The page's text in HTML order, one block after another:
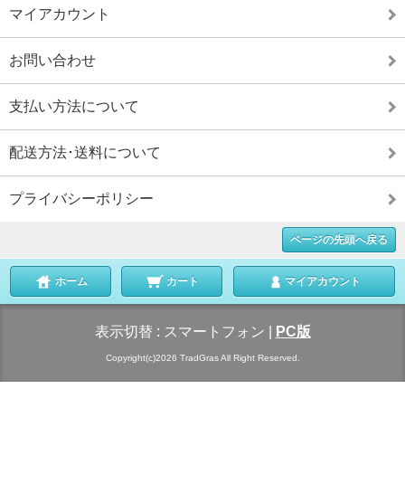
マイアカウント
お問い合わせ
支払い方法について
配送方法･送料について
プライバシーポリシー
ページの先頭へ戻る
ホーム カート マイアカウント
表示切替 : スマートフォン PC版
Copyright(c)2026 TradGras All Right Reserved.